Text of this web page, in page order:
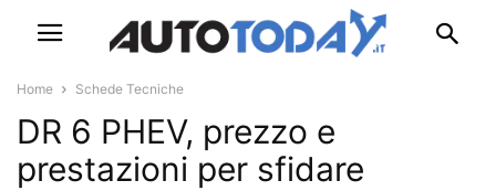
Home Schede Tecniche
DR 6 PHEV, prezzo e
prestazioni per sfidare